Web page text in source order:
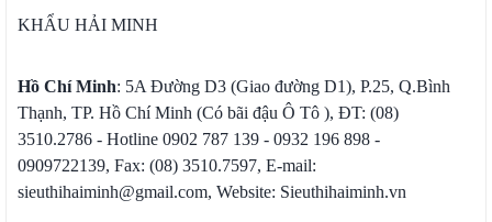
KHẨU HẢI MINH
Hồ Chí Minh: 5A Đường D3 (Giao đường D1), P.25, Q.Bình
Thạnh, TP. Hồ Chí Minh (Có bãi đậu Ô Tô ), ĐT: (08)
3510.2786 - Hotline 0902 787 139 - 0932 196 898 -
0909722139, Fax: (08) 3510.7597, E-mail:
sieuthihaiminh@gmail.com, Website: Sieuthihaiminh.vn